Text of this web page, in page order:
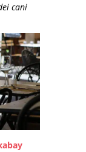
cani